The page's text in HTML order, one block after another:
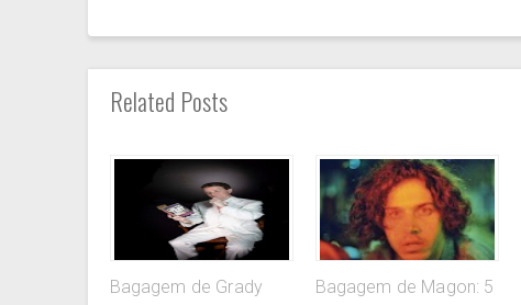
Related Posts
Bagagem de Grady
Bagagem de Magon: 5